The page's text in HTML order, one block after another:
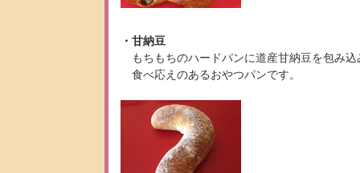
・甘納豆
もちもちのハードパンに道産甘納豆を包み込
食べ応えのあるおやつパンです。